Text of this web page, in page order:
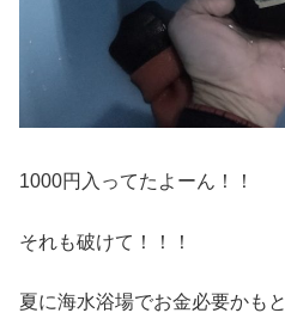
1000円入ってたよーん！！
それも破けて！！！
夏に海水浴場でお金必要かもと